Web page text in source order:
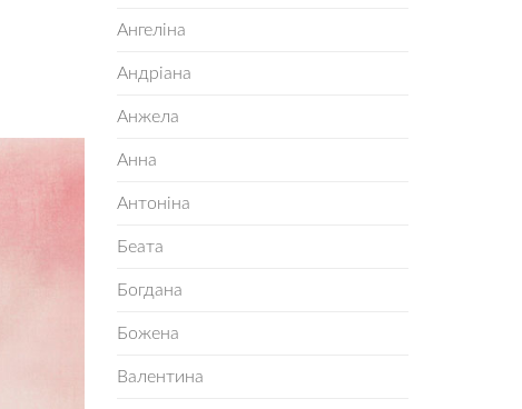
Ангеліна
Андріана
Анжела
Анна
Антоніна
Беата
Богдана
Божена
Валентина